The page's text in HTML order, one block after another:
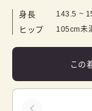
身長 143.5 ~
ヒップ 105cm未
この